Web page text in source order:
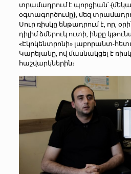
տրամադրում է պորցիան՝
օգտագործումը}, մեզ
Սուր ռիսկը ենթադրում է, որ,
դիլիմ ձմերուկ ուտի, ինքը
«Էկոկենտրոնի» լաբորանտ-
Կարեյանը, ով մասնակցել է
հաշվարկներին։